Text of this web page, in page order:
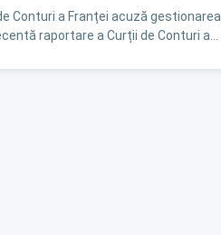
Conturi a Franței acuză gestionarea
raportare a Curții de Conturi a